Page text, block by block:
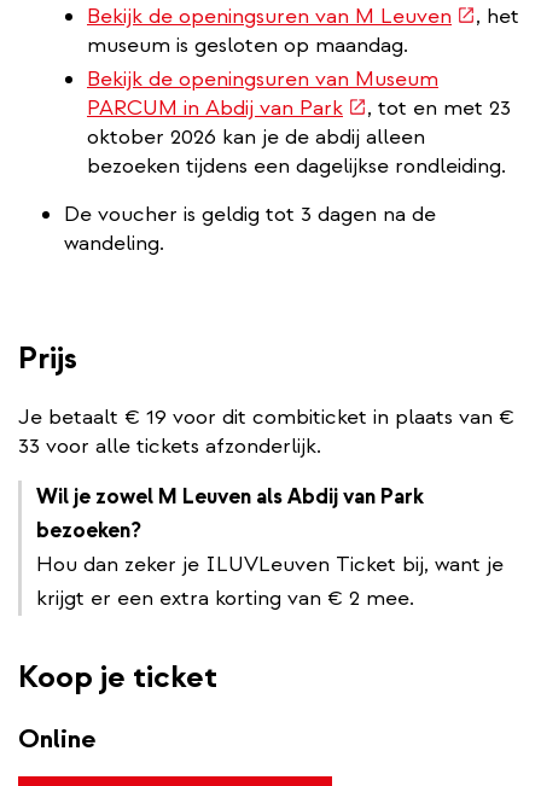
Bekijk de openingsuren van M Leuven (externe
, het
museum is gesloten op maandag.
Bekijk de openingsuren van Museum
PARCUM in Abdij van Park(externe
link)
, tot en met 23
oktober 2026 kan je de abdij alleen
bezoeken tijdens een dagelijkse rondleiding.
De voucher is geldig tot 3 dagen na de
wandeling.
Prijs
Je betaalt € 19 voor dit combiticket in plaats van €
33 voor alle tickets afzonderlijk.
Wil je zowel M Leuven als Abdij van Park
bezoeken?
Hou dan zeker je ILUVLeuven Ticket bij, want je
krijgt er een extra korting van € 2 mee.
Koop je ticket
Online